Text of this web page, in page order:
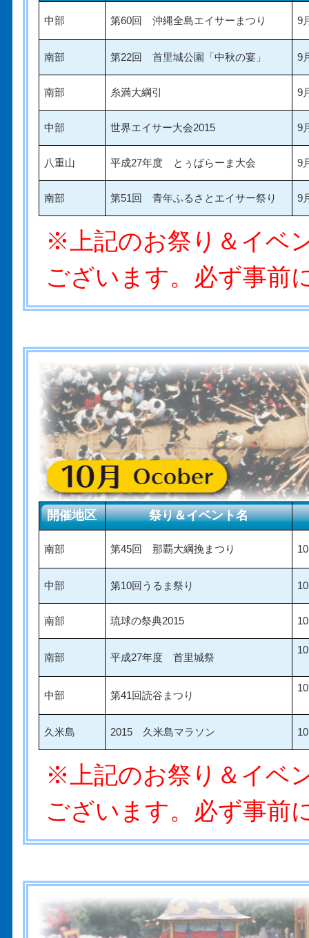
中部 第60回 沖縄全島エイサーまつり 9
南部 第22回 首里城公園「中秋の宴」 9
南部 糸満大綱引 9
中部 世界エイサー大会2015 9
八重山 平成27年度 とぅばらーま大会 9
南部 第51回 青年ふるさとエイサー祭り 9
※上記のお祭り＆イベ
ございます。必ず事前
開催地区 祭り＆イベント名
南部 第45回 那覇大綱挽まつり
中部 第10回うるま祭り
南部 琉球の祭典2015
南部 平成27年度 首里城祭
中部 第41回読谷まつり
久米島 2015 久米島マラソン
※上記のお祭り＆イベ
ございます。必ず事前